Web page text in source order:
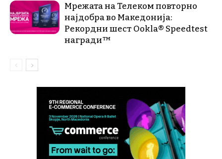
Мрежата на Телеком повторно
најдобра во Македонија:
Рекордни шест Ookla® Speedtest
награди™